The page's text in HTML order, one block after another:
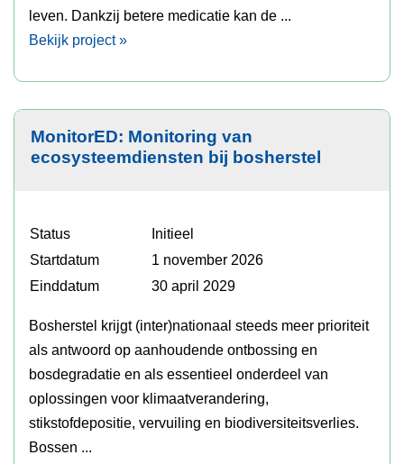
leven. Dankzij betere medicatie kan de ...
Bekijk project »
MonitorED: Monitoring van
ecosysteemdiensten bij bosherstel
Status
Initieel
Startdatum
1 november 2026
Einddatum
30 april 2029
Bosherstel krijgt (inter)nationaal steeds meer prioriteit
als antwoord op aanhoudende ontbossing en
bosdegradatie en als essentieel onderdeel van
oplossingen voor klimaatverandering,
stikstofdepositie, vervuiling en biodiversiteitsverlies.
Bossen ...